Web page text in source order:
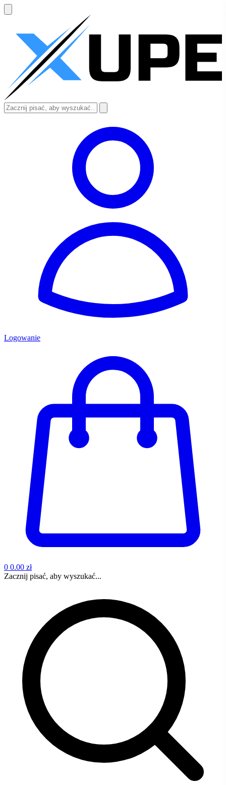
Logowanie
0 0.00 zł
Zacznij pisać, aby wyszukać...